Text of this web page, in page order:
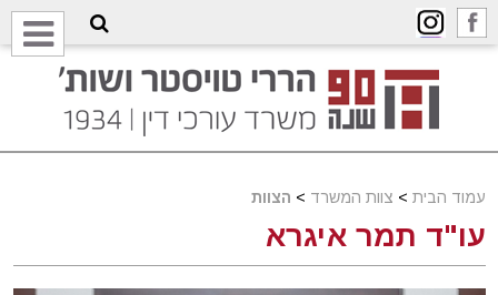
עמוד הבית > צוות המשרד > הצוות
עו"ד תמר איגרא